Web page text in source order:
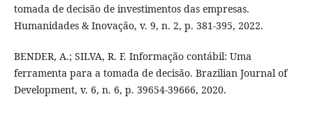
tomada de decisão de investimentos das empresas.
Humanidades & Inovação, v. 9, n. 2, p. 381-395, 2022.
BENDER, A.; SILVA, R. F. Informação contábil: Uma
ferramenta para a tomada de decisão. Brazilian Journal of
Development, v. 6, n. 6, p. 39654-39666, 2020.